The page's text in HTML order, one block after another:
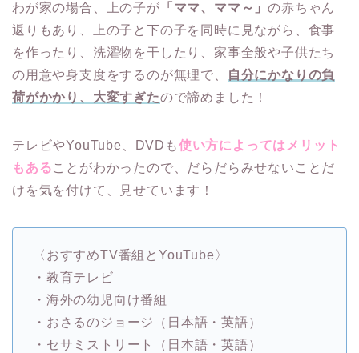
わが家の場合、上の子が 「ママ、ママ～」の赤ちゃん
返りもあり、上の子と下の子を同時に見ながら、食事
を作ったり、洗濯物を干したり、家事全般や子供たち
の用意や身支度をするのが無理で、
自分にかなりの負
荷がかかり、大変すぎたので諦めました！
テレビやYouTube、DVDも使い方によってはメリット
もあることがわかったので、だらだらみせないことだ
けを気を付けて、見せています！
〈おすすめTV番組とYouTube〉
・教育テレビ
・海外の幼児向け番組
・おさるのジョージ（日本語・英語）
・セサミストリート（日本語・英語）